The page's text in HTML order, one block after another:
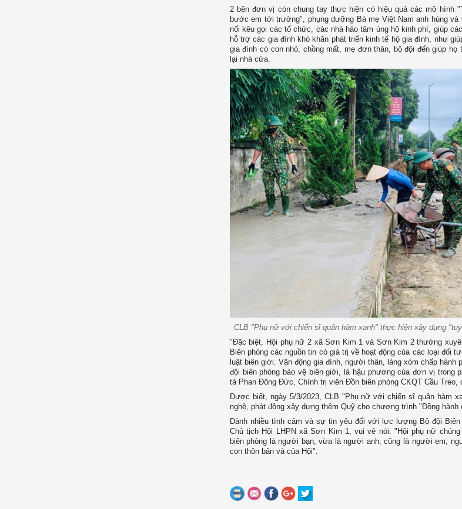
2 bên đơn vị còn chung tay thực hiện có hiệu quả các mô hình
bước em tới trường", phụng dưỡng Bà mẹ Việt Nam anh hùng
nối kêu gọi các tổ chức, các nhà hảo tâm ủng hộ kinh phí, giúp
hỗ trợ các gia đình khó khăn phát triển kinh tế hộ gia đình, như
gia đình có con nhỏ, chồng mất, mẹ đơn thân, bộ đội đến giúp họ
lại nhà cửa.
CLB "Phụ nữ với chiến sĩ quân hàm xanh" thực hiện xây dựng
"Đặc biệt, Hội phụ nữ 2 xã Sơn Kim 1 và Sơn Kim 2 thường
Biên phòng các nguồn tin có giá trị về hoạt động của các loại đối
luật biên giới. Vận động gia đình, người thân, làng xóm chấp hành
đội biên phòng bảo vệ biên giới, là hậu phương của đơn vị trong
tá Phan Đông Đức, Chính trị viên Đồn biên phòng CKQT Cầu Treo,
Được biết, ngày 5/3/2023, CLB "Phụ nữ với chiến sĩ quân hàm
nghệ, phát động xây dựng thêm Quỹ cho chương trình "Đồng hành
Dành nhiều tình cảm và sự tin yêu đối với lực lượng Bộ đội Biên
Chủ tịch Hội LHPN xã Sơn Kim 1, vui vẻ nói: "Hội phụ nữ
biên phòng là người bạn, vừa là người anh, cũng là người em,
con thôn bản và của Hội".